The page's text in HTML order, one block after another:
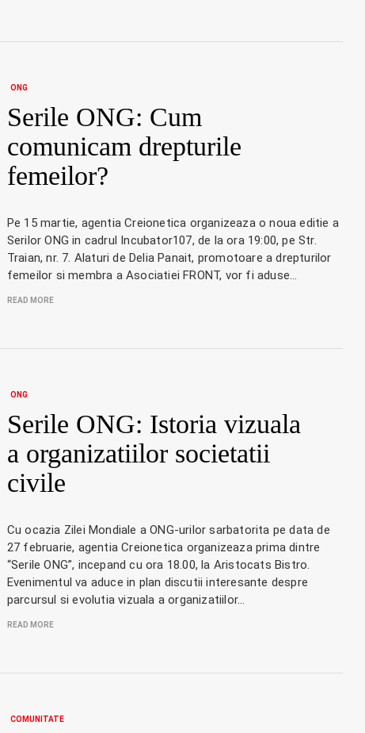
ONG
Serile ONG: Cum
comunicam drepturile
femeilor?
Pe 15 martie, agentia Creionetica organizeaza o noua editie a
Serilor ONG in cadrul Incubator107, de la ora 19:00, pe Str.
Traian, nr. 7. Alaturi de Delia Panait, promotoare a drepturilor
femeilor si membra a Asociatiei FRONT, vor fi aduse…
READ MORE
ONG
Serile ONG: Istoria vizuala
a organizatiilor societatii
civile
Cu ocazia Zilei Mondiale a ONG-urilor sarbatorita pe data de
27 februarie, agentia Creionetica organizeaza prima dintre
“Serile ONG”, incepand cu ora 18.00, la Aristocats Bistro.
Evenimentul va aduce in plan discutii interesante despre
parcursul si evolutia vizuala a organizatiilor…
READ MORE
COMUNITATE